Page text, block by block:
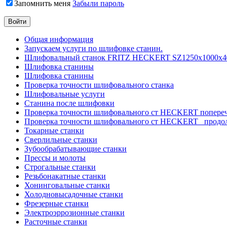
Запомнить меня Забыли пароль
Общая информация
Запускаем услуги по шлифовке станин.
Шлифовальный станок FRITZ HECKERT
Шлифовка станины
Шлифовка станины
Проверка точности шлифовального станка
Шлифовальные услуги
Станина после шлифовки
Проверка точности шлифовального ст HECKERT
Проверка точности шлифовального ст HECKERT
Токарные станки
Сверлильные станки
Зубообрабатывающие станки
Прессы и молоты
Строгальные станки
Резьбонакатные станки
Хонинговальные станки
Холодновысадочные станки
Фрезерные станки
Электроэррозионные станки
Расточные станки